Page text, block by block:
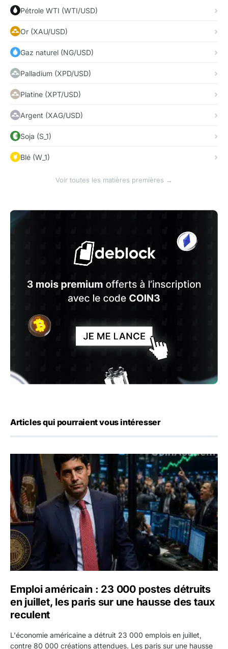
Pétrole WTI (WTI/USD)
Or (XAU/USD)
Gaz naturel (NG/USD)
Palladium (XPD/USD)
Platine (XPT/USD)
Argent (XAG/USD)
Soja (S_1)
Blé (W_1)
Voir toutes les matières premières →
Articles qui pourraient vous intéresser
Emploi américain : 23 000 postes détruits en juillet, les
Emploi américain : 23 000 postes détruits
en juillet, les paris sur une hausse des taux
reculent
L'économie américaine a détruit 23 000 emplois en juillet,
contre 80 000 créations attendues. Les paris sur une hausse